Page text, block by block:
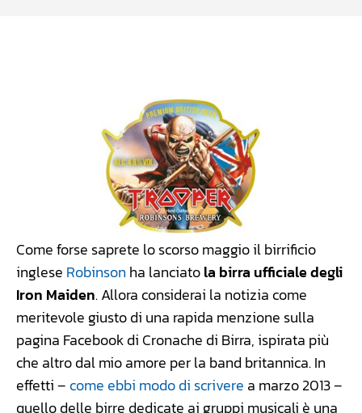
Come forse saprete lo scorso maggio il birrificio
inglese Robinsonha lanciatola birra ufficiale degli
Iron Maiden. Allora considerai la notizia come
meritevole giusto di una rapida menzione sulla
pagina Facebook di Cronache di Birra, ispirata più
che altro dal mio amore per la band britannica. In
effetti – come ebbi modo di scrivere a marzo 2013 –
quello delle birre dedicate ai gruppi musicali è una